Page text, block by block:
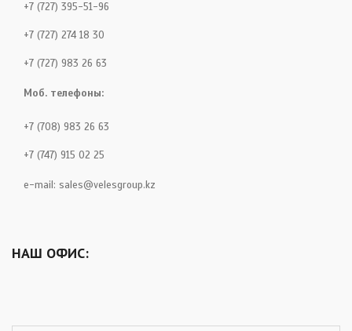
+7 (727) 395-51-96
+7 (727) 274 18 30
+7 (727) 983 26 63
Моб. телефоны:
+7 (708) 983 26 63
+7 (747) 915 02 25
e-mail: sales@velesgroup.kz
НАШ ОФИС: